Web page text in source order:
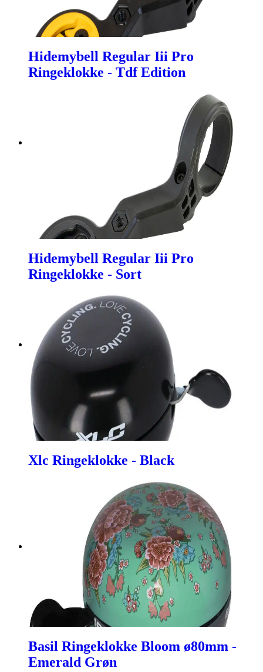
Hidemybell Regular Iii Pro
Ringeklokke - Tdf Edition
Hidemybell Regular Iii Pro
Ringeklokke - Sort
Xlc Ringeklokke - Black
Basil Ringeklokke Bloom ø80mm -
Emerald Grøn